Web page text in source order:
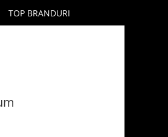
TOP BRANDURI